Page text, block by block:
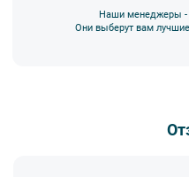
Наши менеджеры -
Они выберут вам